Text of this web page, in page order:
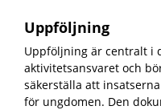
Uppföljning
Uppföljning är centralt i
aktivitetsansvaret och
säkerställa att
för ungdomen. Den